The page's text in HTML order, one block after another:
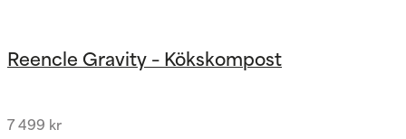
Reencle Gravity – Kökskompost
7 499 kr